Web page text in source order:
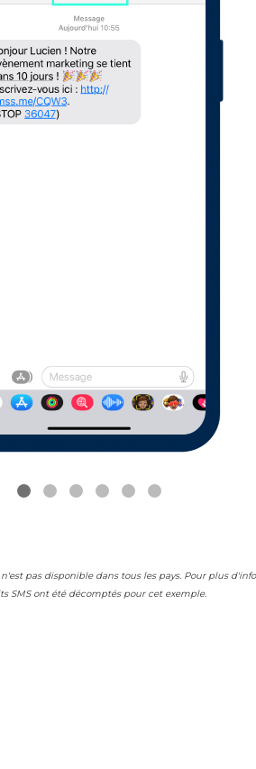
pas disponible dans tous les pays. Pour plus
SMS ont été décomptés pour cet exemple.